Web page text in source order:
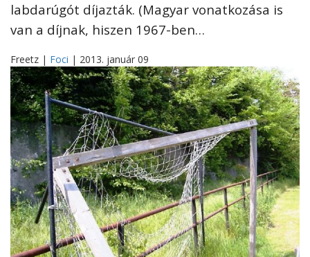
labdarúgót díjazták. (Magyar vonatkozása is
van a díjnak, hiszen 1967-ben…
Freetz | Foci | 2013. január 09